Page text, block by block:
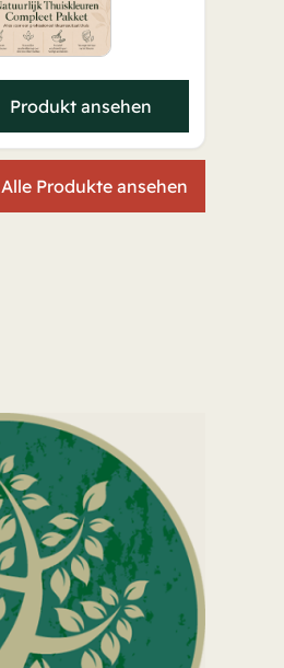
Produkt ansehen
Alle Produkte ansehen